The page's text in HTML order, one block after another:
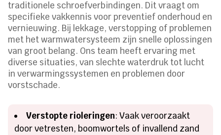
traditionele schroefverbindingen. Dit vraagt om
specifieke vakkennis voor preventief onderhoud en
vernieuwing. Bij lekkage, verstopping of problemen
met het warmwatersysteem zijn snelle oplossingen
van groot belang. Ons team heeft ervaring met
diverse situaties, van slechte waterdruk tot lucht
in verwarmingssystemen en problemen door
vorstschade.
Verstopte rioleringen: Vaak veroorzaakt
door vetresten, boomwortels of invallend zand